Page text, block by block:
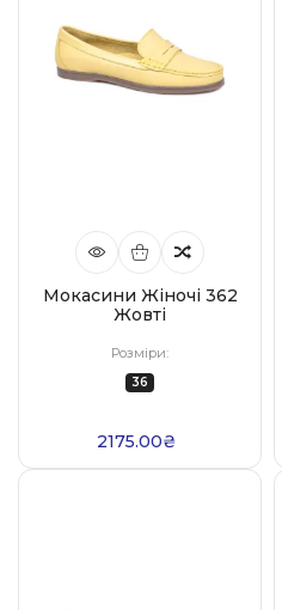
Мокасини Жіночі 362
Жовті
Розміри:
36
2175.00₴